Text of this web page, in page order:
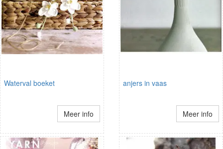
Waterval boeket
Meer info
anjers in vaas
Meer info